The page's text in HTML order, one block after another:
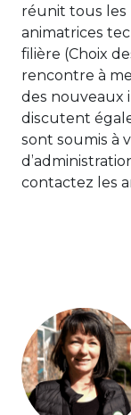
réunit tous les
animatrices
filière (Choix
rencontre à
des nouveaux
discutent
sont soumis à
contactez les